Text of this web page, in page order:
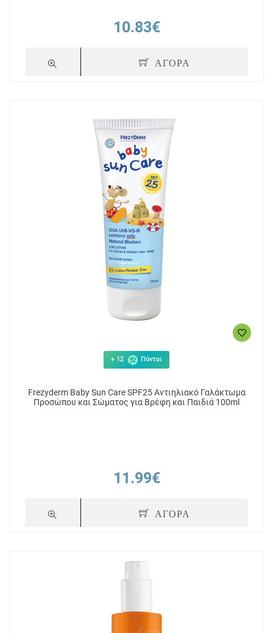
10.83€
ΑΓΟΡΑ
+ 12 Πόντοι
Frezyderm Baby Sun Care SPF25 Αντιηλιακό Γαλάκτωμα
Προσώπου και Σώματος για Βρέφη και Παιδιά 100ml
11.99€
ΑΓΟΡΑ